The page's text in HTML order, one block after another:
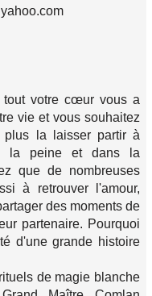
tout votre cœur vous a
vie et vous souhaitez
la laisser partir à
la peine et dans la
que de nombreuses
à retrouver l'amour,
des moments de
partenaire. Pourquoi
d'une grande histoire
de magie blanche